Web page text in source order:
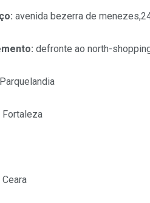
avenida bezerra de
defronte ao north-
Parquelandia
Fortaleza
Ceara